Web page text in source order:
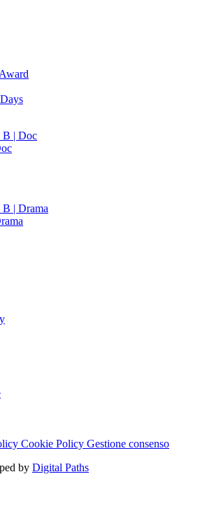
B | Doc
| Drama
Cookie Policy Gestione consenso
by Digital Paths